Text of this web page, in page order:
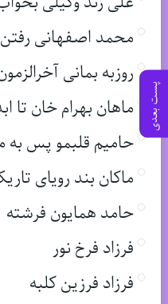
پست بعدی
محمد اصفهانی رفتن
روزبه بمانی
ماهان بهرام خان تا
حامیم قلبمو پس به
ماکان بند رویای
حامد همایون فرشته
فرزاد فرخ نور
فرزاد فرزین کلبه